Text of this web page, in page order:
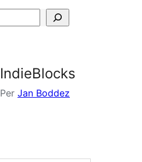
IndieBlocks
Per Jan Boddez